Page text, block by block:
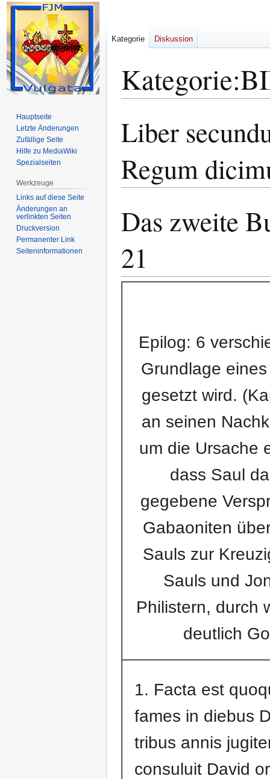
Kategorie:
Navigation
Suche
Liber
Regum
Das zweite
21
Epilog: 6
Grundlage
gesetzt wird.
an seinen
um die Ursache
dass Saul
gegebene
Gabaoniten
Sauls zur
Sauls und
Philistern, durch
deutlich
1. Facta est
fames in diebus
tribus annis
consuluit David
Kategorie Diskussion
Hauptseite
Letzte Änderungen
Zufällige Seite
Hilfe zu MediaWiki
Spezialseiten
Werkzeuge
Links auf diese Seite
Änderungen an
verlinkten Seiten
Druckversion
Permanenter Link
Seiten­­informationen